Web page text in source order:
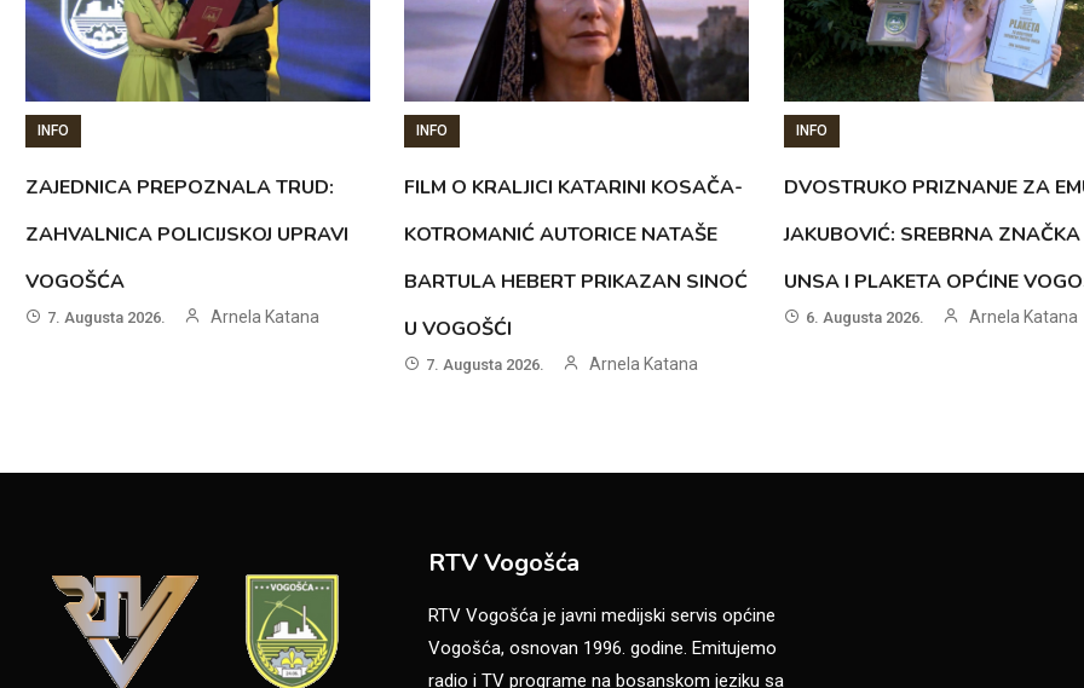
INFO
ZAJEDNICA PREPOZNALA TRUD:
ZAHVALNICA POLICIJSKOJ UPRAVI
VOGOŠĆA
7. Augusta 2026. Arnela Katana
INFO
FILM O KRALJICI KATARINI KOSAČA-
KOTROMANIĆ AUTORICE NATAŠE
BARTULA HEBERT PRIKAZAN SINOĆ
U VOGOŠĆI
7. Augusta 2026. Arnela Katana
INFO
DVOSTRUKO PRIZNANJE ZA
JAKUBOVIĆ: SREBRNA ZNAČKA
UNSA I PLAKETA OPĆINE
6. Augusta 2026. Arnela Katana
RTV Vogošća
RTV Vogošća je javni medijski servis općine
Vogošća, osnovan 1996. godine. Emitujemo
radio i TV programe na bosanskom jeziku sa